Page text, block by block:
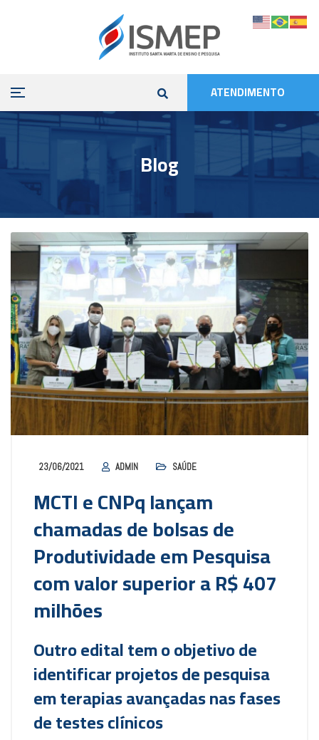
ATENDIMENTO
Blog
23/06/2021 ADMIN SAÚDE
MCTI e CNPq lançam
chamadas de bolsas de
Produtividade em Pesquisa
com valor superior a R$ 407
milhões
Outro edital tem o objetivo de
identificar projetos de pesquisa
em terapias avançadas nas fases
de testes clínicos